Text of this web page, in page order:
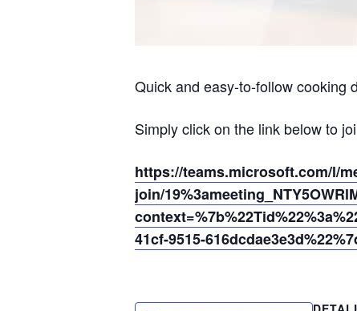
Quick and easy-to-follow cooking
Simply click on the link below to
https://teams.microsoft.com/l/
join/
41cf-9515-